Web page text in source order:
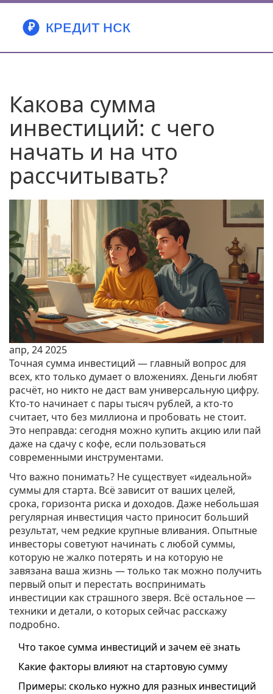
Какова сумма
инвестиций: с чего
начать и на что
рассчитывать?
апр, 24 2025
Точная сумма инвестиций — главный вопрос для
всех, кто только думает о вложениях. Деньги любят
расчёт, но никто не даст вам универсальную цифру.
Кто-то начинает с пары тысяч рублей, а кто-то
считает, что без миллиона и пробовать не стоит.
Это неправда: сегодня можно купить акцию или пай
даже на сдачу с кофе, если пользоваться
современными инструментами.
Что важно понимать? Не существует «идеальной»
суммы для старта. Всё зависит от ваших целей,
срока, горизонта риска и доходов. Даже небольшая
регулярная инвестиция часто приносит больший
результат, чем редкие крупные вливания. Опытные
инвесторы советуют начинать с любой суммы,
которую не жалко потерять и на которую не
завязана ваша жизнь — только так можно получить
первый опыт и перестать воспринимать
инвестиции как страшного зверя. Всё остальное —
техники и детали, о которых сейчас расскажу
подробно.
Что такое сумма инвестиций и зачем её знать
Какие факторы влияют на стартовую сумму
Примеры: сколько нужно для разных инвестиций